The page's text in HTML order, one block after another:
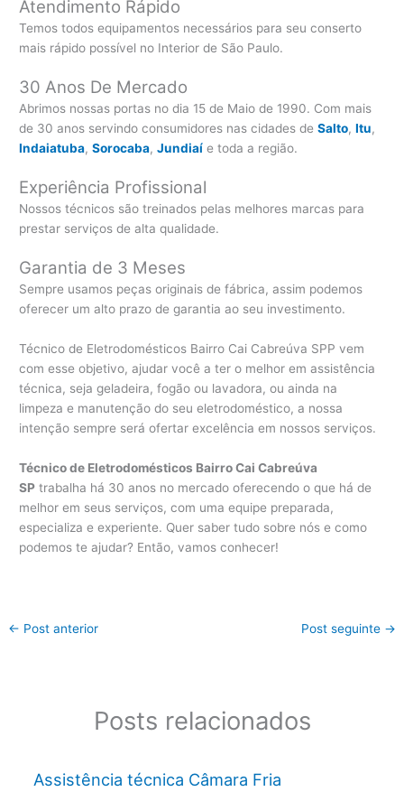
Atendimento Rápido
Temos todos equipamentos necessários para seu conserto
mais rápido possível no Interior de São Paulo.
30 Anos De Mercado
Abrimos nossas portas no dia 15 de Maio de 1990. Com mais
de 30 anos servindo consumidores nas cidades deSalto,Itu,
Indaiatuba,Sorocaba,Jundiaí e toda a região.
Experiência Profissional
Nossos técnicos são treinados pelas melhores marcas para
prestar serviços de alta qualidade.
Garantia de 3 Meses
Sempre usamos peças originais de fábrica, assim podemos
oferecer um alto prazo de garantia ao seu investimento.
Técnico de Eletrodomésticos Bairro Cai Cabreúva SPP vem
com esse objetivo, ajudar você a ter o melhor em assistência
técnica, seja geladeira, fogão ou lavadora, ou ainda na
limpeza e manutenção do seu eletrodoméstico, a nossa
intenção sempre será ofertar excelência em nossos serviços.
Técnico de Eletrodomésticos Bairro Cai Cabreúva
SP trabalha há 30 anos no mercado oferecendo o que há de
melhor em seus serviços, com uma equipe preparada,
especializa e experiente. Quer saber tudo sobre nós e como
podemos te ajudar? Então, vamos conhecer!
← Post anterior Post seguinte →
Posts relacionados
Assistência técnica Câmara Fria